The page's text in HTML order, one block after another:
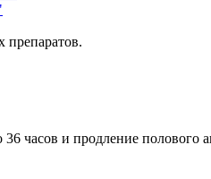
препаратов.
часов и продление полового